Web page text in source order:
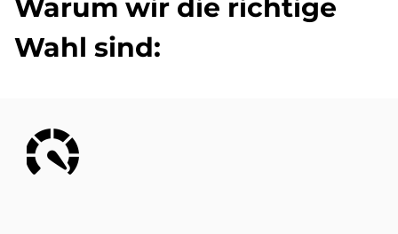
Wa­rum wir die rich­ti­ge
Wahl sind:
Bild